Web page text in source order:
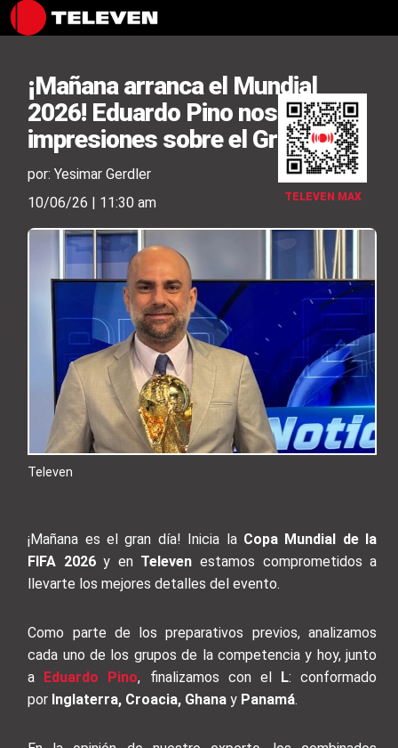
TELEVEN MAX
¡Mañana arranca el Mundial
2026! Eduardo Pino nos da sus
impresiones sobre el Grupo L
por: Yesimar Gerdler
10/06/26 | 11:30 am
Televen
¡Mañana es el gran día! Inicia la Copa Mundial de la
FIFA 2026y en Televenestamos comprometidos a
llevarte los mejores detalles del evento.
Como parte de los preparativos previos, analizamos
cada uno de los grupos de la competencia y hoy, junto
a Eduardo Pino, finalizamos con el L: conformado
por Inglaterra, Croacia, Ghanay Panamá.